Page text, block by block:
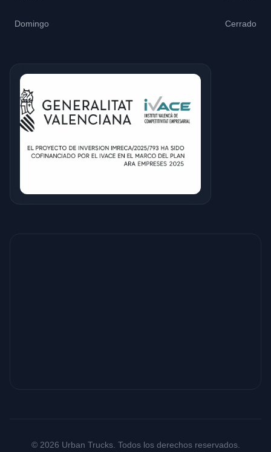
Domingo Cerrado
© 2026 Urban Trucks. Todos los derechos reservados.